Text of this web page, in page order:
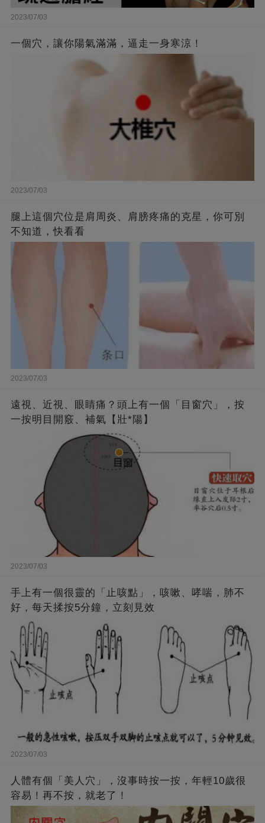
2023/07/03
一個穴，讓你陽氣滿滿，逼走一身寒涼！
2023/07/03
腿上這個穴位是肩周炎、肩膀疼痛的克星，你可別
不知道，快看看
2023/07/03
遠視、近視、眼睛痛？頭上有一個「目窗穴」，按
一按明目開竅、補氣【壯*陽】
2023/07/03
手上有一個很靈的「止咳點」，咳嗽、哮喘，肺不
好，每天揉按5分鐘，立刻見效
2023/07/03
人體有個「美人穴」，沒事時按一按，年輕10歲很
容易！再不按，就老了！